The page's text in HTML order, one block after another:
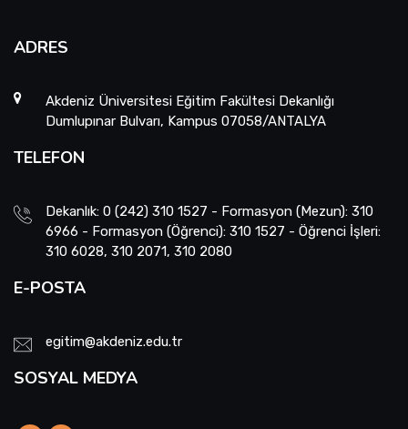
ADRES
Akdeniz Üniversitesi Eğitim Fakültesi Dekanlığı
Dumlupınar Bulvarı, Kampus 07058/ANTALYA
TELEFON
Dekanlık: 0 (242) 310 1527 - Formasyon (Mezun): 310
6966 - Formasyon (Öğrenci): 310 1527 - Öğrenci İşleri:
310 6028, 310 2071, 310 2080
E-POSTA
egitim@akdeniz.edu.tr
SOSYAL MEDYA